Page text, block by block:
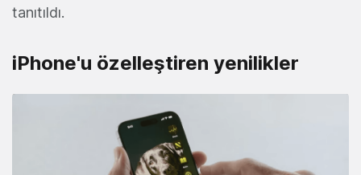
tanıtıldı.
iPhone'u özelleştiren yenilikler